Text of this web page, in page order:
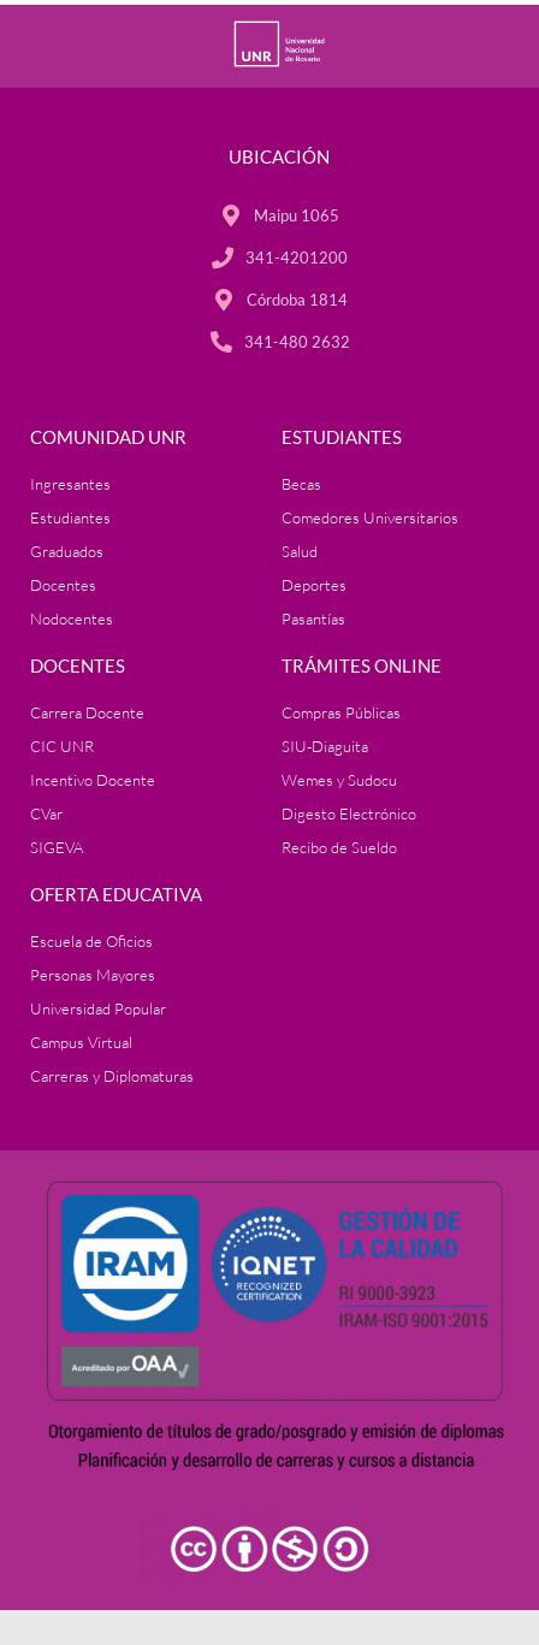
UBICACIÓN
Maipu 1065
341-4201200
Córdoba 1814
341-480 2632
COMUNIDAD UNR
Ingresantes
Estudiantes
Graduados
Docentes
Nodocentes
ESTUDIANTES
Becas
Comedores Universitarios
Salud
Deportes
Pasantías
DOCENTES
Carrera Docente
CIC UNR
Incentivo Docente
CVar
SIGEVA
TRÁMITES ONLINE
Compras Públicas
SIU-Diaguita
Wemes y Sudocu
Digesto Electrónico
Recibo de Sueldo
OFERTA EDUCATIVA
Escuela de Oficios
Personas Mayores
Universidad Popular
Campus Virtual
Carreras y Diplomaturas